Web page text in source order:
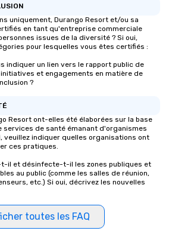
uniquement, Durango Resort et/ou sa
en tant qu'entreprise commerciale
issues de la diversité ? Si oui,
pour lesquelles vous êtes certifiés :
indiquer un lien vers le rapport public de
et engagements en matière de
?
Resort ont-elles été élaborées sur la base
services de santé émanant d'organismes
veuillez indiquer quelles organisations ont
ces pratiques.
il et désinfecte-t-il les zones publiques et
au public (comme les salles de réunion,
etc.) Si oui, décrivez les nouvelles
toutes les FAQ